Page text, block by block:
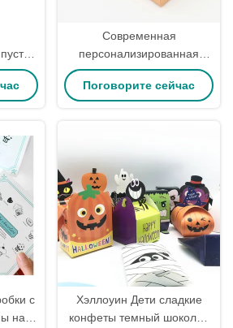
Современная
персонализированная
подарочная коробка
трюфельного шоколада из
Поговорите сейчас
с
на
Хэллоуин Дети сладкие
конфеты темный шоколад